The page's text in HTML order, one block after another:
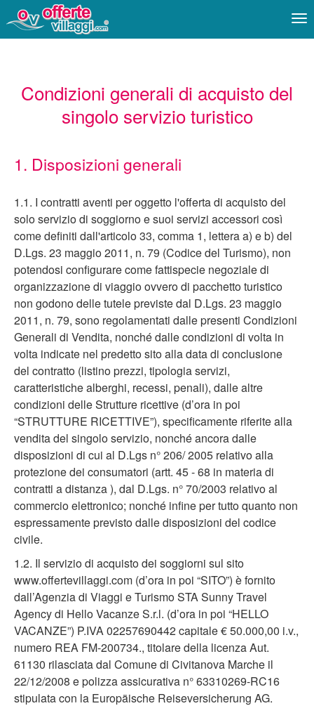
Condizioni generali di acquisto del
singolo servizio turistico
1. Disposizioni generali
1.1. I contratti aventi per oggetto l'offerta di acquisto del
solo servizio di soggiorno e suoi servizi accessori così
come definiti dall'articolo 33, comma 1, lettera a) e b) del
D.Lgs. 23 maggio 2011, n. 79 (Codice del Turismo), non
potendosi configurare come fattispecie negoziale di
organizzazione di viaggio ovvero di pacchetto turistico
non godono delle tutele previste dal D.Lgs. 23 maggio
2011, n. 79, sono regolamentati dalle presenti Condizioni
Generali di Vendita, nonché dalle condizioni di volta in
volta indicate nel predetto sito alla data di conclusione
del contratto (listino prezzi, tipologia servizi,
caratteristiche alberghi, recessi, penali), dalle altre
condizioni delle Strutture ricettive (d’ora in poi
“STRUTTURE RICETTIVE”), specificamente riferite alla
vendita del singolo servizio, nonché ancora dalle
disposizioni di cui al D.Lgs n° 206/ 2005 relativo alla
protezione dei consumatori (artt. 45 - 68 in materia di
contratti a distanza ), dal D.Lgs. n° 70/2003 relativo al
commercio elettronico; nonché infine per tutto quanto non
espressamente previsto dalle disposizioni del codice
civile.
1.2. Il servizio di acquisto dei soggiorni sul sito
www.offertevillaggi.com (d’ora in poi “SITO”) è fornito
dall’Agenzia di Viaggi e Turismo STA Sunny Travel
Agency di Hello Vacanze S.r.l. (d’ora in poi “HELLO
VACANZE”) P.IVA 02257690442 capitale € 50.000,00 i.v.,
numero REA FM-200734., titolare della licenza Aut.
61130 rilasciata dal Comune di Civitanova Marche il
22/12/2008 e polizza assicurativa n° 63310269-RC16
stipulata con la Europäische Reiseversicherung AG.